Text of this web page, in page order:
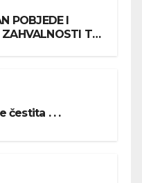
POBJEDE I
TE
čestita . . .